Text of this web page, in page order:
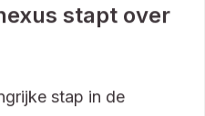
stapt over
stap in de